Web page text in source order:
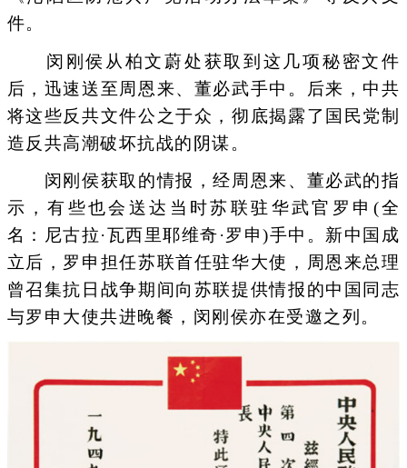
件。
闵刚侯从柏文蔚处获取到这几项秘密文件
后，迅速送至周恩来、董必武手中。后来，中共
将这些反共文件公之于众，彻底揭露了国民党制
造反共高潮破坏抗战的阴谋。
闵刚侯获取的情报，经周恩来、董必武的指
示，有些也会送达当时苏联驻华武官罗申(全
名：尼古拉·瓦西里耶维奇·罗申)手中。新中国成
立后，罗申担任苏联首任驻华大使，周恩来总理
曾召集抗日战争期间向苏联提供情报的中国同志
与罗申大使共进晚餐，闵刚侯亦在受邀之列。